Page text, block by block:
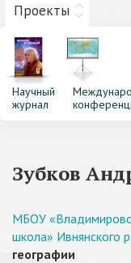
Проекты
Научный
журнал
Зубков
МБОУ
школа» Ивнянского
географии